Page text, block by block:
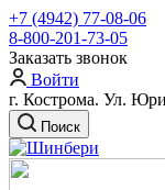
+7 (4942) 77-08-06
8-800-201-73-05
Заказать звонок
Войти
г. Кострома. Ул.
Поиск